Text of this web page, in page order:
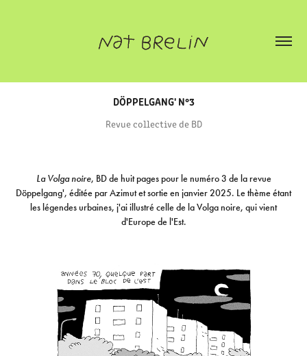
DÖPPELGANG' N°3
Revue collective de BD
La Volga noire, BD de huit pages pour le numéro 3 de la revue
Döppelgang', éditée par Azimut et sortie en janvier 2025. Le thème étant
les légendes urbaines, j'ai illustré celle de la Volga noire, qui vient
d'Europe de l'Est.